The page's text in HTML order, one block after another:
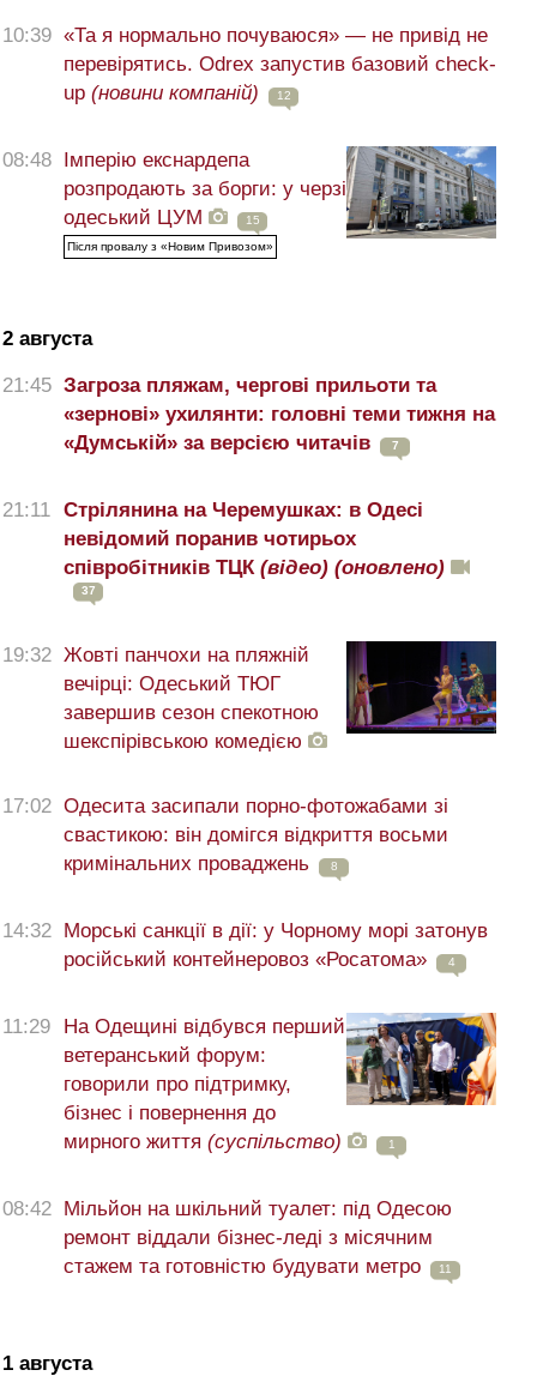
10:39 «Та я нормально почуваюся» — не привід не
перевірятись. Odrex запустив базовий check-
up (новини компаній) 12
08:48 Імперію екснардепа
розпродають за борги: у черзі
одеський ЦУМ
15
Після провалу з «Новим Привозом»
2 августа
21:45 Загроза пляжам, чергові прильоти та
«зернові» ухилянти: головні теми тижня на
«Думській» за версією читачів
7
21:11
Стрілянина на Черемушках: в Одесі
невідомий поранив чотирьох
співробітників ТЦК (відео) (оновлено)
37
19:32 Жовті панчохи на пляжній
вечірці: Одеський ТЮГ
завершив сезон спекотною
шекспірівською комедією
17:02 Одесита засипали порно-фотожабами зі
свастикою: він домігся відкриття восьми
кримінальних проваджень
8
14:32 Морські санкції в дії: у Чорному морі затонув
російський контейнеровоз «Росатома»
4
11:29
На Одещині відбувся перший
ветеранський форум:
говорили про підтримку,
бізнес і повернення до
мирного життя (суспільство) 1
08:42 Мільйон на шкільний туалет: під Одесою
ремонт віддали бізнес-леді з місячним
стажем та готовністю будувати метро
11
1 августа